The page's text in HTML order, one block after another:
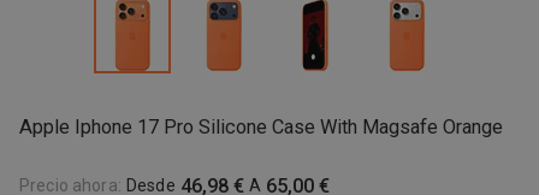
Apple Iphone 17 Pro Silicone Case With Magsafe Orange
Precio ahora: Desde 46,98 € A 65,00 €